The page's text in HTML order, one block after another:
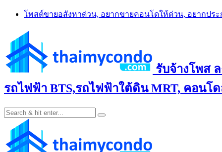
Skip
โพสต์ขายอสังหาด่วน, อยากขายคอนโดให้ด่วน, อยากปร
รับจ้างโพส
รถไฟฟ้า BTS,รถไฟฟ้าใต้ดิน MRT, คอน